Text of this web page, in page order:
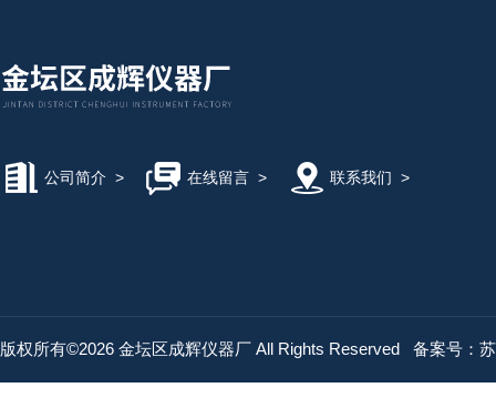
公司简介 > 在线留言> 联系我们 >
版权所有©2026 金坛区成辉仪器厂 All Rights Reserved 备案号：